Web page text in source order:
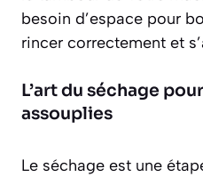
besoin d’espace pour
rincer correctement et
L’art du séchage
assouplies
Le séchage est une